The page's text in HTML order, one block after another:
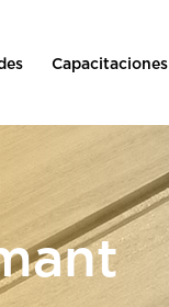
Capacitaciones